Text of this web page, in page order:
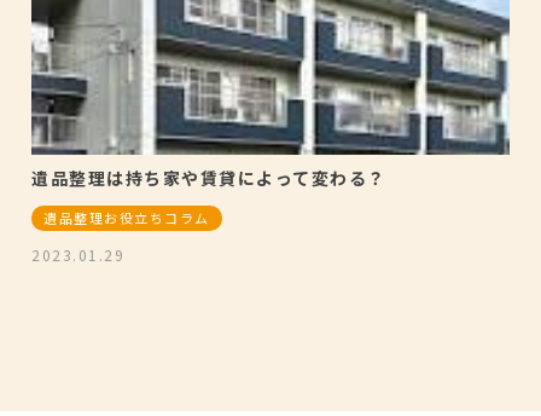
遺品整理は持ち家や賃貸によって変わる？
遺品整理お役立ちコラム
2023.01.29